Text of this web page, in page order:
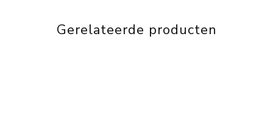
Gerelateerde producten